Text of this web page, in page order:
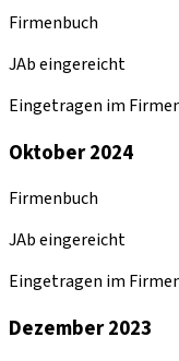
Firmenbuch
JAb eingereicht
Eingetragen im
Oktober 2024
Firmenbuch
JAb eingereicht
Eingetragen im
Dezember 2023